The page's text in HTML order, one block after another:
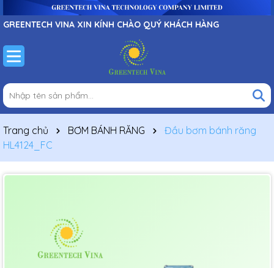
GREENTECH VINA XIN KÍNH CHÀO QUÝ KHÁCH HÀNG
Trang chủ BƠM BÁNH RĂNG
Đầu bơm bánh răng
HL4124_FC